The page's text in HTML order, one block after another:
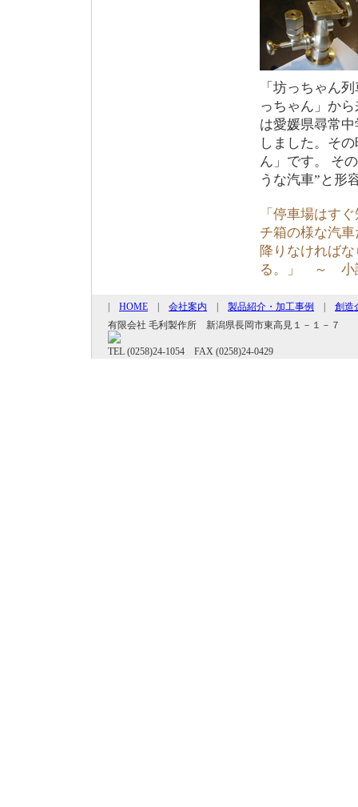
「坊っちゃん
っちゃん」か
は愛媛県尋常
しました。そ
ん」です。 そ
うな汽車”と形
「停車場はす
チ箱の様な汽
降りなければ
る。」 ～ 小
HOME 会社案内 製品紹介・加工事例
創造
有限会社 毛利製作所 新潟県長岡市東高見１－１－７
TEL (0258)24-1054 FAX (0258)24-0429